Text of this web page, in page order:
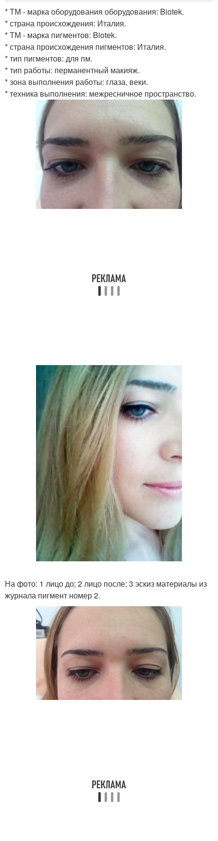
* ТМ - марка оборудования оборудования: Biotek.
* страна происхождения: Италия.
* ТМ - марка пигментов: Biotek.
* страна происхождения пигментов: Италия.
* тип пигментов: для пм.
* тип работы: перманентный макияж.
* зона выполнения работы: глаза, веки.
* техника выполнения: межресничное пространство.
На фото: 1 лицо до; 2 лицо после; 3 эскиз материалы из
журнала пигмент номер 2.